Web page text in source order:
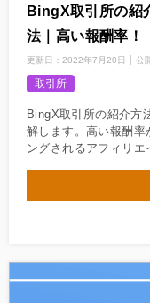
BingX取引所の紹
法｜高い報酬率！
更新日： 2022年7月20日 公
取引所
BingX取引所の紹介方
解します。高い報酬率
ングされるアフィリエ